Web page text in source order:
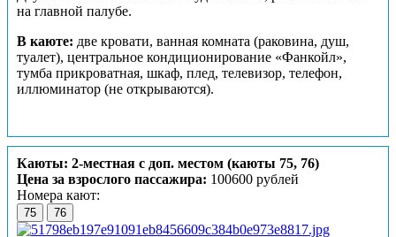
на главной палубе.
В каюте: две кровати, ванная комната (раковина, душ,
туалет), центральное кондиционирование «Фанкойл»,
тумба прикроватная, шкаф, плед, телевизор, телефон,
иллюминатор (не открываются).
Каюты: 2-местная с доп. местом (каюты 75, 76)
Цена за взрослого пассажира: 100600 рублей
Номера кают:
75 76